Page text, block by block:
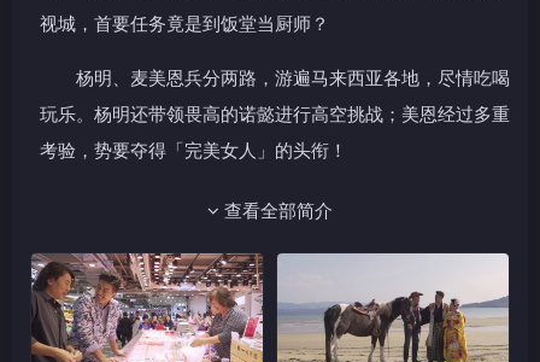
视城，首要任务竟是到饭堂当厨师？
杨明、麦美恩兵分两路，游遍马来西亚各地，尽情吃喝
玩乐。杨明还带领畏高的诺懿进行高空挑战；美恩经过多重
考验，势要夺得「完美女人」的头衔！
查看全部简介